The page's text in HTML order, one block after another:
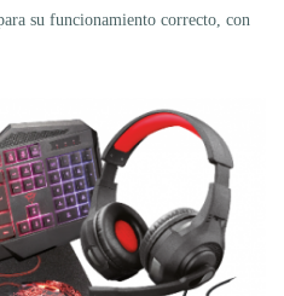
su funcionamiento correcto, con